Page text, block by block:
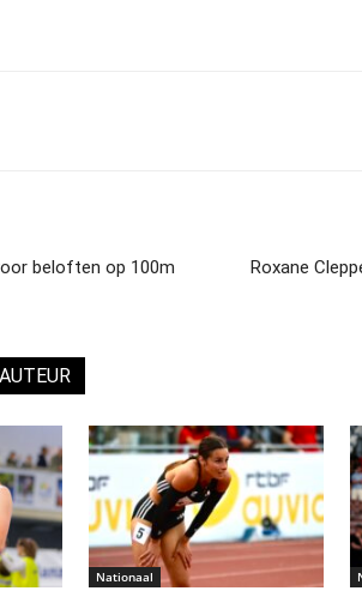
beloften op 100m
Roxane
Nationaal